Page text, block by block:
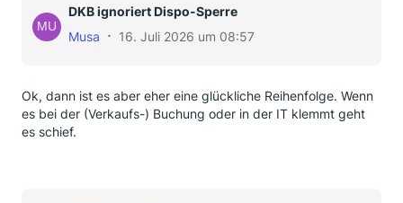
DKB ignoriert Dispo-Sperre
Musa
16. Juli 2026 um 08:57
Ok, dann ist es aber eher eine glückliche Reihenfolge. Wenn
es bei der (Verkaufs-) Buchung oder in der IT klemmt geht
es schief.